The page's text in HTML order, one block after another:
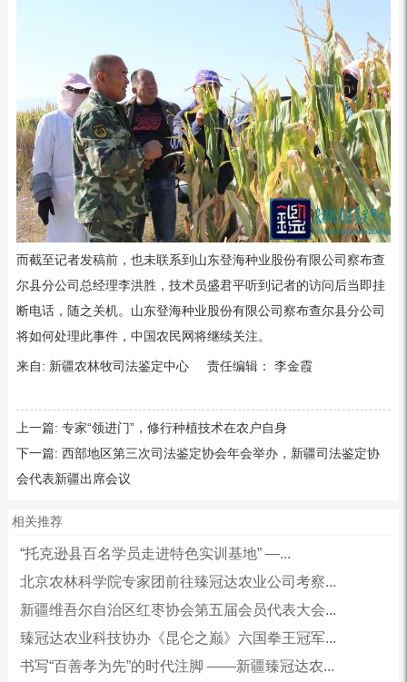
而截至记者发稿前，也未联系到山东登海种业股份有限公司察布查
尔县分公司总经理李洪胜，技术员盛君平听到记者的访问后当即挂
断电话，随之关机。山东登海种业股份有限公司察布查尔县分公司
将如何处理此事件，中国农民网将继续关注。
来自: 新疆农林牧司法鉴定中心 责任编辑： 李金霞
上一篇: 专家“领进门”，修行种植技术在农户自身
下一篇: 西部地区第三次司法鉴定协会年会举办，新疆司法鉴定协
会代表新疆出席会议
相关推荐
“托克逊县百名学员走进特色实训基地” —...
北京农林科学院专家团前往臻冠达农业公司考察...
新疆维吾尔自治区红枣协会第五届会员代表大会...
臻冠达农业科技协办《昆仑之巅》六国拳王冠军...
书写“百善孝为先”的时代注脚 ——新疆臻冠达农...